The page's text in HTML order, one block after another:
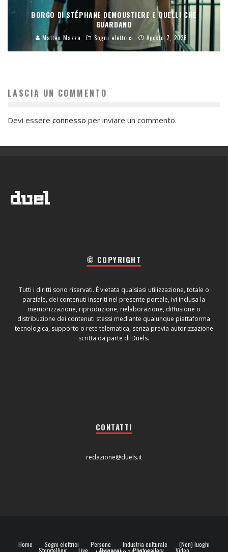
BORGO DI STÉPHANE DEMOUSTIERE E QUELLI CHE
GUARDANO
Matteo Mazza Sogni elettrici Agosto 7, 2026
LASCIA UN COMMENTO
Devi essere connesso per inviare un commento.
© COPYRIGHT
Tutti i diritti sono riservati. È vietata qualsiasi utilizzazione, totale o
parziale, dei contenuti inseriti nel presente portale, ivi inclusa la
memorizzazione, riproduzione, rielaborazione, diffusione o
distribuzione dei contenuti stessi mediante qualunque piattaforma
tecnologica, supporto o rete telematica, senza previa autorizzazione
scritta da parte di Duels.
CONTATTI
redazione@duels.it
Home Sogni elettrici Persone Industria culturale (Non) luoghi